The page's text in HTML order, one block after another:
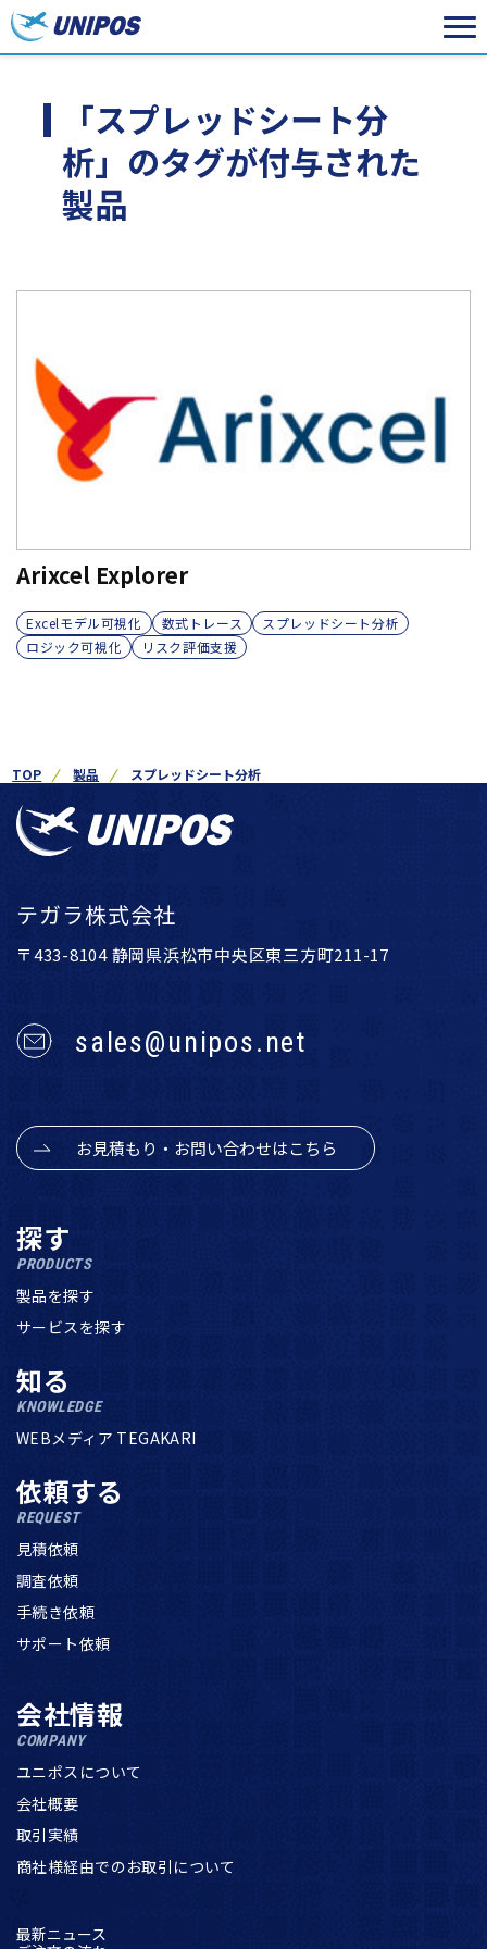
「スプレッドシート分
析」のタグが付与された
製品
Arixcel Explorer
Excelモデル可視化 数式トレース
スプレッドシート分析
ロジック可視化
リスク評価支援
TOP 製品 スプレッドシート分析
テガラ株式会社
〒433-8104 静岡県浜松市中央区東三方町211-17
sales@unipos.net
お見積もり・お問い合わせはこちら
探す
PRODUCTS
製品を探す
サービスを探す
知る
KNOWLEDGE
WEBメディア TEGAKARI
依頼する
REQUEST
見積依頼
調査依頼
手続き依頼
サポート依頼
会社情報
COMPANY
ユニポスについて
会社概要
取引実績
商社様経由でのお取引について
最新ニュース